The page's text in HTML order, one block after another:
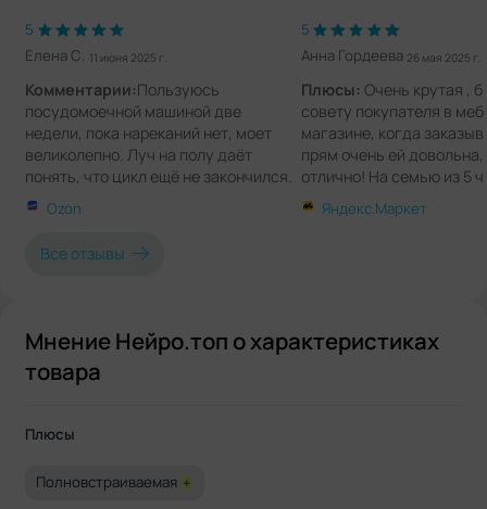
5
Елена С.
11 июня 2025 г.
Комментарии:Пользуюсь
посудомоечной машиной две
недели, пока нареканий нет, моет
великолепно. Луч на полу даёт
понять, что цикл ещё не закончился.
Вместительности мне хватает,
семья из 4-х человек.
Ozon
5
Анна Гордеева 26 мая 2025 г.
Плюсы: Очень крутая ,
совету покупателя в
магазине, когда
прям очень ей
отлично! На семью из 5
помещается. Я очень
Как мама с тремя
Яндекс.Маркет
Все отзывы
Мнение Нейро.топ о характеристиках
товара
Плюсы
Полновстраиваемая +